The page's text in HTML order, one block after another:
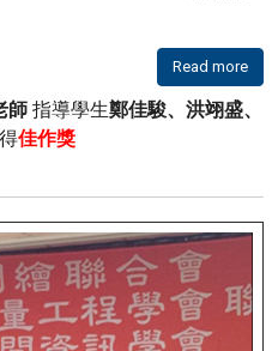
Read more
師 指導學生鄭佳駿、洪翊盛、
佳作獎